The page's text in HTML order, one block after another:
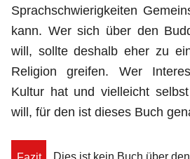
Sprachschwierigkeiten
kann. Wer sich über den
will, sollte deshalb eher zu
Religion greifen. Wer
Kultur hat und vielleicht
will, für den ist dieses Buch
Dies ist kein Buch über